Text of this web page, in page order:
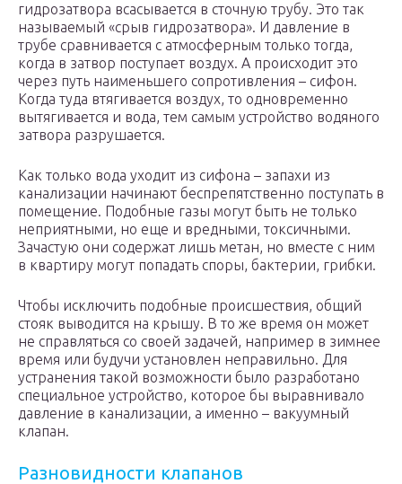
гидрозатвора всасывается в сточную трубу. Это так
называемый «срыв гидрозатвора». И давление в
трубе сравнивается с атмосферным только тогда,
когда в затвор поступает воздух. А происходит это
через путь наименьшего сопротивления – сифон.
Когда туда втягивается воздух, то одновременно
вытягивается и вода, тем самым устройство водяного
затвора разрушается.
Как только вода уходит из сифона – запахи из
канализации начинают беспрепятственно поступать в
помещение. Подобные газы могут быть не только
неприятными, но еще и вредными, токсичными.
Зачастую они содержат лишь метан, но вместе с ним
в квартиру могут попадать споры, бактерии, грибки.
Чтобы исключить подобные происшествия, общий
стояк выводится на крышу. В то же время он может
не справляться со своей задачей, например в зимнее
время или будучи установлен неправильно. Для
устранения такой возможности было разработано
специальное устройство, которое бы выравнивало
давление в канализации, а именно – вакуумный
клапан.
Разновидности клапанов